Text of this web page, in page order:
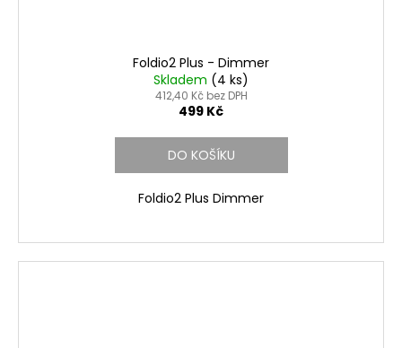
Foldio2 Plus - Dimmer
Skladem (4 ks)
412,40 Kč bez DPH
499 Kč
DO KOŠÍKU
Foldio2 Plus Dimmer